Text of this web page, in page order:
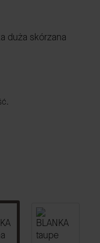
duża skórzana